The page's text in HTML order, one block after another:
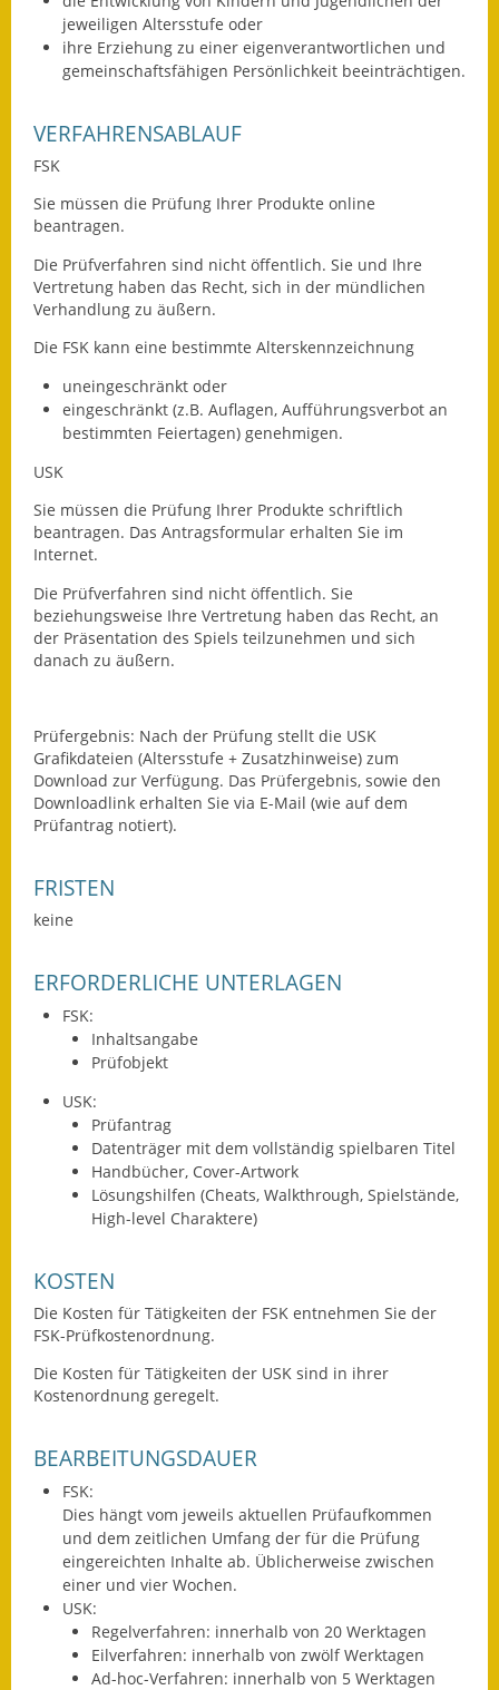
Eröffnungsbilanz
Getrennte
Wasserversorgung
Notruftafel
Wahlen
Leben
Baugebiete & Bauplätze
Bauwasser/Wasser/Abwasser
Rückstausicherung von
Gebäuden
Hochwassergefahrenkarte
Bürgerhaus
Kernzeitbetreuung
Kinderbetreuung
Ver- & Entsorgung
Breitbandausbau
jeweiligen Altersstufe oder
ihre Erziehung zu einer eigenverantwortlichen und
gemeinschaftsfähigen Persönlichkeit beeinträchtigen.
VERFAHRENSABLAUF
FSK
Sie müssen die Prüfung Ihrer Produkte online
beantragen.
Die Prüfverfahren sind nicht öffentlich. Sie und Ihre
Vertretung haben das Recht, sich in der mündlichen
Verhandlung zu äußern.
Die FSK kann eine bestimmte Alterskennzeichnung
uneingeschränkt oder
eingeschränkt (z.B. Auflagen, Aufführungsverbot an
bestimmten Feiertagen) genehmigen.
USK
Sie müssen die Prüfung Ihrer Produkte schriftlich
beantragen. Das Antragsformular erhalten Sie im
Internet.
Die Prüfverfahren sind nicht öffentlich. Sie
beziehungsweise Ihre Vertretung haben das Recht, an
der Präsentation des Spiels teilzunehmen und sich
danach zu äußern.
Prüfergebnis: Nach der Prüfung stellt die USK
Grafikdateien (Altersstufe + Zusatzhinweise) zum
Download zur Verfügung. Das Prüfergebnis, sowie den
Downloadlink erhalten Sie via E-Mail (wie auf dem
Prüfantrag notiert).
FRISTEN
keine
ERFORDERLICHE UNTERLAGEN
FSK:
Inhaltsangabe
Prüfobjekt
USK:
Prüfantrag
Datenträger mit dem vollständig spielbaren Titel
Handbücher, Cover-Artwork
Lösungshilfen (Cheats, Walkthrough, Spielstände,
High-level Charaktere)
KOSTEN
Die Kosten für Tätigkeiten der FSK entnehmen Sie der
FSK-Prüfkostenordnung.
Die Kosten für Tätigkeiten der USK sind in ihrer
Kostenordnung geregelt.
BEARBEITUNGSDAUER
FSK:
Dies hängt vom jeweils aktuellen Prüfaufkommen
und dem zeitlichen Umfang der für die Prüfung
eingereichten Inhalte ab. Üblicherweise zwischen
einer und vier Wochen.
USK:
Regelverfahren: innerhalb von 20 Werktagen
Eilverfahren: innerhalb von zwölf Werktagen
Ad-hoc-Verfahren: innerhalb von 5 Werktagen